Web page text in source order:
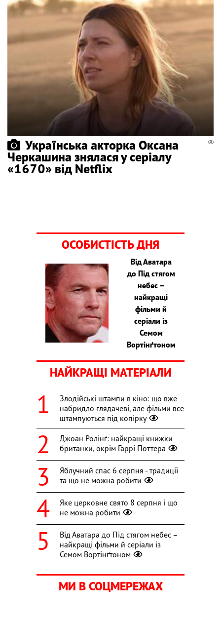
Українська акторка Оксана
Черкашина знялася у серіалу
«1670» від Netflix
ОСОБИСТІСТЬ ДНЯ
Від Аватара
до Під стягом
небес –
найкращі
фільми й
серіали із
Семом
Вортінґтоном
НАЙКРАЩІ МАТЕРІАЛИ
Злодійські штампи в кіно: що вже
набридло глядачеві, але фільми все
штампуються під копірку
Джоан Ролінґ: найкращі книжки
британки, окрім Гаррі Поттера
Яблучний спас 6 серпня - традиції
та що не можна робити
Яке церковне свято 8 серпня і що
не можна робити
Від Аватара до Під стягом небес –
найкращі фільми й серіали із
Семом Вортінґтоном
МИ В СОЦМЕРЕЖАХ